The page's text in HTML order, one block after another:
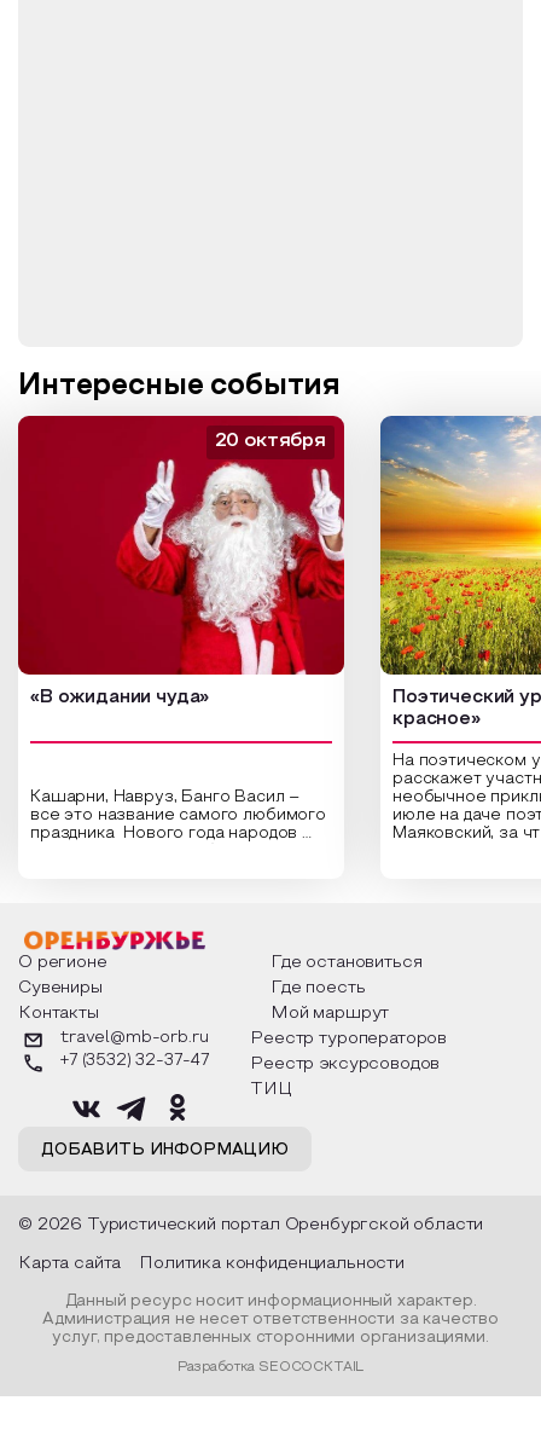
Интересные события
«В ожидании чуда»
Кашарни, Навруз, Банго Васил –
все это название самого любимого
праздника Нового года народов
о том, как встречают новый год в
разных уголках страны, какие
обряды совершают на удачу и
благополучие, в чем схожи и
различаются традиции. Кто такой
Дед Мороз и откуда он пришел, как
его называют в разных уголках
страны и как появились елочные
20 октября
Поэтический
красное»
На поэтическом
расскажет
необычное
июле на даче
Маяковский, за
Твардовского и
каждой строчке
восхищение
яркому времени
О регионе
Где остановиться
Сувениры
Где поесть
Контакты
Мой маршрут
ДОБАВИТЬ ИНФОРМАЦИЮ
travel@mb-orb.ru
+7 (3532) 32-37-47
Реестр туроператоров
Реестр эксурсоводов
ТИЦ
© 2026 Туристический портал Оренбургской области
Карта сайта Политика конфиденциальности
Данный ресурс носит информационный характер.
Администрация не несет ответственности за качество
услуг, предоставленных сторонними организациями.
Разработка SEOCOCKTAIL